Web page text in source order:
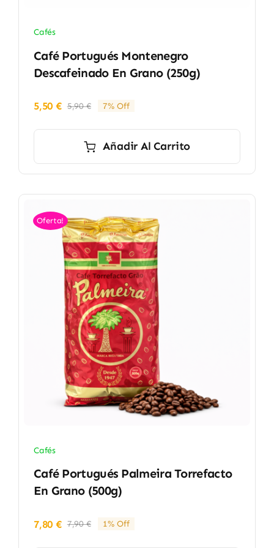
Cafés
Café Portugués Montenegro
Descafeinado En Grano (250g)
5,90€El
era:
5,50€
El
es:
7% Off
Añadir Al Carrito
Oferta!
Cafés
Café Portugués Palmeira Torrefacto
En Grano (500g)
7,90€El
7,80€
El
1% Off